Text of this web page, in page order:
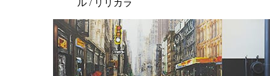
ル / リリカラ